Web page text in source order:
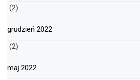
(2)
grudzień 2022
(2)
maj 2022